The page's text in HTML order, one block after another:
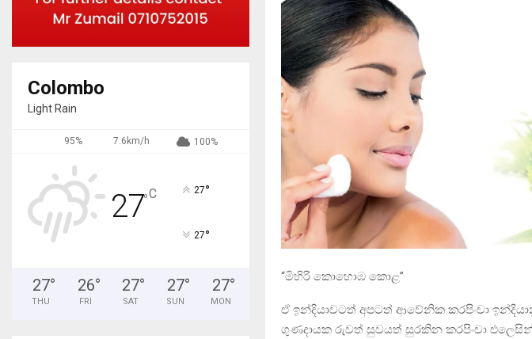
“මිහිරි කොහොඹ කොළ”
ඒ ඉන්දියාවටත් අපටත් ආවේනික කරපිංචා
ගුණදායක රුවත් සුවයත් සුරකින කරපිංචා
Colombo
Light Rain
95% 7.6km/h 100%
27°C 27°
27°
27°
THU
26°
FRI
27°
SAT
27°
SUN
27°
MON